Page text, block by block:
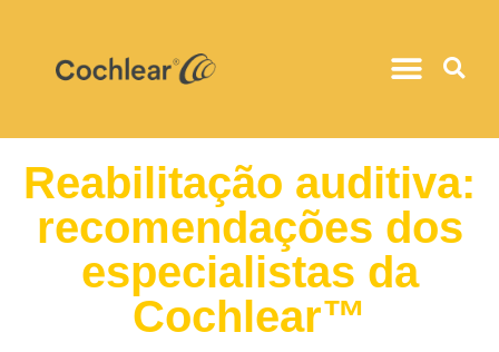
Reabilitação auditiva:
recomendações dos
especialistas da
Cochlear™